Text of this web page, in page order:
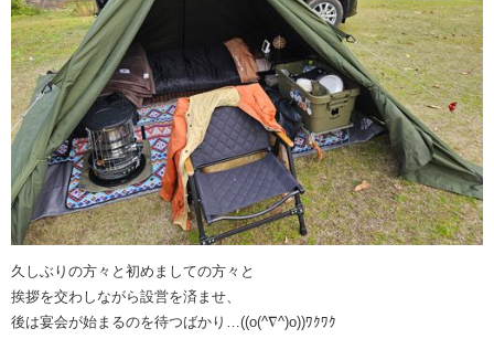
久しぶりの方々と初めましての方々と
挨拶を交わしながら設営を済ませ、
後は宴会が始まるのを待つばかり…((o(^∇^)o))ﾜｸﾜｸ